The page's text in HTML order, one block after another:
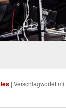
|Verschlagwortet mit